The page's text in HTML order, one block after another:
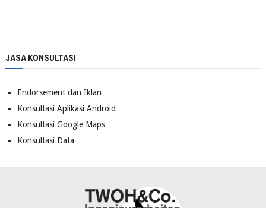
JASA KONSULTASI
Endorsement dan Iklan
Konsultasi Aplikasi Android
Konsultasi Google Maps
Konsultasi Data